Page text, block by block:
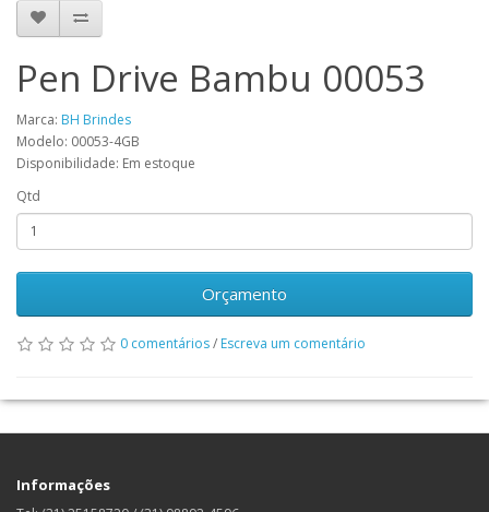
Pen Drive Bambu 00053
Marca: BH Brindes
Modelo: 00053-4GB
Disponibilidade: Em estoque
Qtd
Orçamento
0 comentários/ Escreva um comentário
Informações